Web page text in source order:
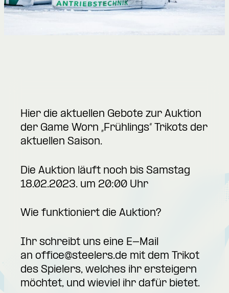
Hier die aktuellen Gebote zur Auktion
der Game Worn „Frühlings“ Trikots der
aktuellen Saison.
Die Auktion läuft noch bis Samstag
18.02.2023. um 20:00 Uhr
Wie funktioniert die Auktion?
Ihr schreibt uns eine E-Mail
an office@steelers.de mit dem Trikot
des Spielers, welches ihr ersteigern
möchtet, und wieviel ihr dafür bietet.